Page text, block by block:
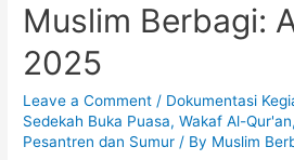
Muslim Berbagi:
2025
Leave a Comment / Dokumentasi
Sedekah Buka Puasa,Wakaf Al-Qur'an
Pesantren dan Sumur / By Muslim